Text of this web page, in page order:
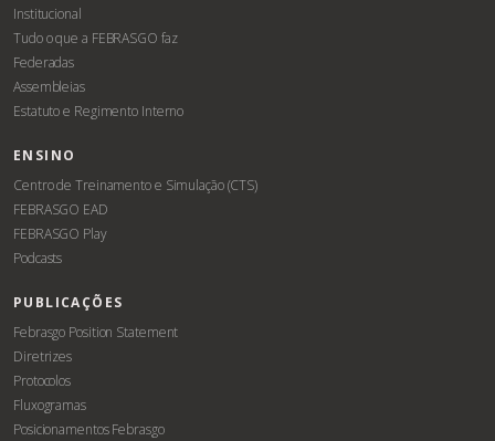
Institucional
Tudo o que a FEBRASGO faz
Federadas
Assembleias
Estatuto e Regimento Interno
ENSINO
Centro de Treinamento e Simulação (CTS)
FEBRASGO EAD
FEBRASGO Play
Podcasts
PUBLICAÇÕES
Febrasgo Position Statement
Diretrizes
Protocolos
Fluxogramas
Posicionamentos Febrasgo